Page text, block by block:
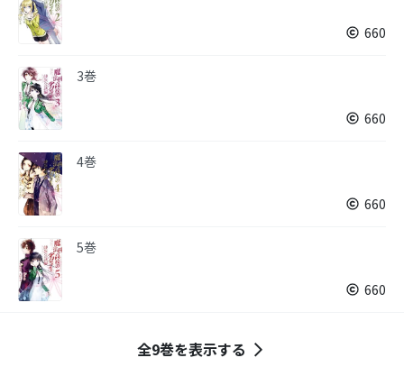
660
3巻
660
4巻
660
5巻
660
全9巻を表示する